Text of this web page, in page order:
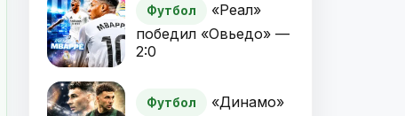
Футбол
«Реал»
победил «Овьедо» —
2:0
Футбол
«Динамо»